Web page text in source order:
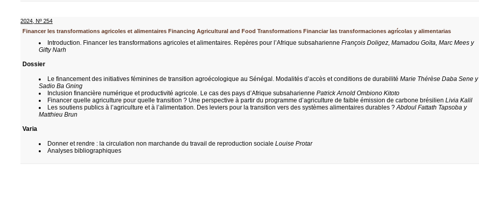
2024 ,Nº 254
Financer les transformations agricoles et alimentaires Financing Agricultural and Food Transformations Financiar las transformaciones agrícolas y alimentarias
Introduction. Financer les transformations agricoles et alimentaires. Repères pour l’Afrique subsaharienneFrançois Doligez, Mamadou Goïta, Marc Mees y
Gifty Narh
Dossier
Le financement des initiatives féminines de transition agroécologique au Sénégal. Modalités d’accès et conditions de durabilitéMarie Thérèse Daba Sene y
Sadio Ba Gning
Inclusion financière numérique et productivité agricole. Le cas des pays d’Afrique subsahariennePatrick Arnold Ombiono Kitoto
Financer quelle agriculture pour quelle transition ? Une perspective à partir du programme d’agriculture de faible émission de carbone brésilienLivia Kalil
Les soutiens publics à l’agriculture et à l’alimentation. Des leviers pour la transition vers des systèmes alimentaires durables ?Abdoul Fattath Tapsoba y
Matthieu Brun
Varia
Donner et rendre : la circulation non marchande du travail de reproduction socialeLouise Protar
Analyses bibliographiques